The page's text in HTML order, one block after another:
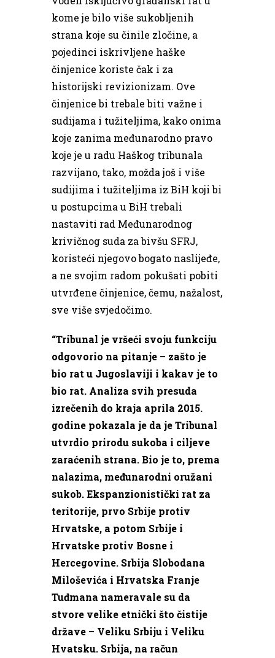
kome je bilo više sukobljenih
strana koje su činile zločine, a
pojedinci iskrivljene haške
činjenice koriste čak i za
historijski revizionizam. Ove
činjenice bi trebale biti važne i
sudijama i tužiteljima, kako onima
koje zanima međunarodno pravo
koje je u radu Haškog tribunala
razvijano, tako, možda još i više
sudijima i tužiteljima iz BiH koji bi
u postupcima u BiH trebali
nastaviti rad Međunarodnog
krivičnog suda za bivšu SFRJ,
koristeći njegovo bogato naslijeđe,
a ne svojim radom pokušati pobiti
utvrđene činjenice, čemu, nažalost,
sve više svjedočimo.
“Tribunal je vršeći svoju funkciju
odgovorio na pitanje – zašto je
bio rat u Jugoslaviji i kakav je to
bio rat. Analiza svih presuda
izrečenih do kraja aprila 2015.
godine pokazala je da je Tribunal
utvrdio prirodu sukoba i ciljeve
zaraćenih strana. Bio je to, prema
nalazima, međunarodni oružani
sukob. Ekspanzionistički rat za
teritorije, prvo Srbije protiv
Hrvatske, a potom Srbije i
Hrvatske protiv Bosne i
Hercegovine. Srbija Slobodana
Miloševića i Hrvatska Franje
Tuđmana nameravale su da
stvore velike etnički što čistije
države – Veliku Srbiju i Veliku
Hvatsku. Srbija, na račun